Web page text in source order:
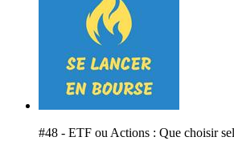
#48 - ETF ou Actions : Que choisir